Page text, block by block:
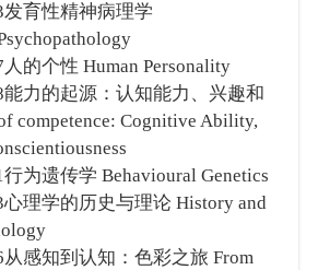
育性精神病理学
个性 Human Personality
力的起源：认知能力、兴趣和
competence: Cognitive Ability,
遗传学 Behavioural Genetics
理学的历史与理论 History and
感知到认知：色彩之旅 From